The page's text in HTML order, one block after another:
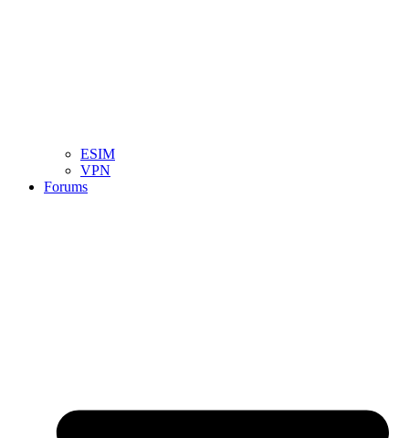
ESIM
VPN
Forums